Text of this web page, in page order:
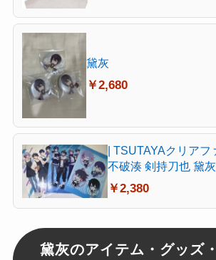
黛灰
￥2,680
| TSUTAYAクリア
不破湊 剣持刀也 黛灰
￥2,380
黛灰のアイテム・グッズ